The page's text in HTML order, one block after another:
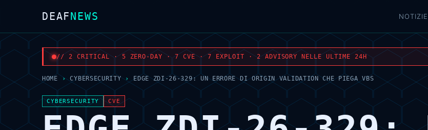
DEAFNEWS NOTIZIE
// 2 CRITICAL · 5 ZERO-DAY · 7 CVE · 7 EXPLOIT · 2 ADVISORY NELLE ULTIME 24H
HOME › CYBERSECURITY › EDGE ZDI-26-329: UN ERRORE DI ORIGIN VALIDATION CHE PIEGA VBS
CYBERSECURITY CVE